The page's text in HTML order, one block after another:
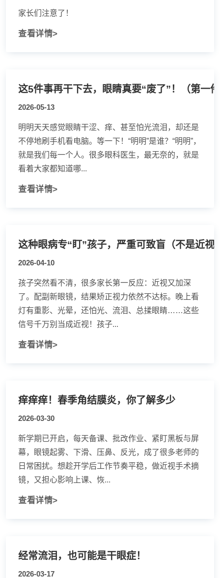
家长们注意了！
查看详情>
这5件事再干下去，眼睛真要“废了”！（第一
2026-05-13
明明天天感觉眼睛干涩、痒、甚至怕光流泪，却还是
不停地刷手机看电脑。等一下！“明明”是谁？“明明”，
就是我们每一个人。很多眼科医生，最无奈的，就是
看着大家都知道哪...
查看详情>
这种眼病专“盯”孩子，严重可致盲（不是近视
2026-04-10
孩子突然看不清，很多家长第一反应：近视又加深
了。配副新眼镜，结果矫正视力依然不达标。晚上看
灯有重影、光晕，还怕光、流泪、总揉眼睛……这些
信号千万别当成近视！孩子...
查看详情>
痒痒痒！春季角结膜炎，你了解多少
2026-03-30
新学期已开启，每天备课、批改作业、紧盯黑板与屏
幕，眼镜起雾、下滑、压鼻、反光，成了很多老师的
日常困扰。想趁开学后工作节奏平稳，做近视手术摘
镜，又担心影响上课、恢...
查看详情>
经常流泪，也可能是干眼症！
2026-03-17